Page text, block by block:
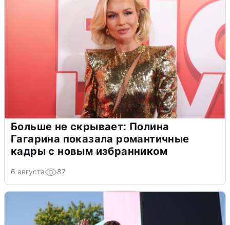
Больше не скрывает: Полина
Гагарина показала романтичные
кадры с новым избранником
6 августа 87